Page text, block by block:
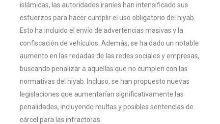
islámicas, las autoridades iraníes han intensificado sus
esfuerzos para hacer cumplir el uso obligatorio del hiyab.
Esto ha incluido el envío de advertencias masivas y la
confiscación de vehículos. Además, se ha dado un notable
aumento en las redadas de las redes sociales y empresas,
buscando penalizar a aquellas que no cumplen con las
normativas del hiyab. Incluso, se han propuesto nuevas
legislaciones que aumentarían significativamente las
penalidades, incluyendo multas y posibles sentencias de
cárcel para las infractoras​.